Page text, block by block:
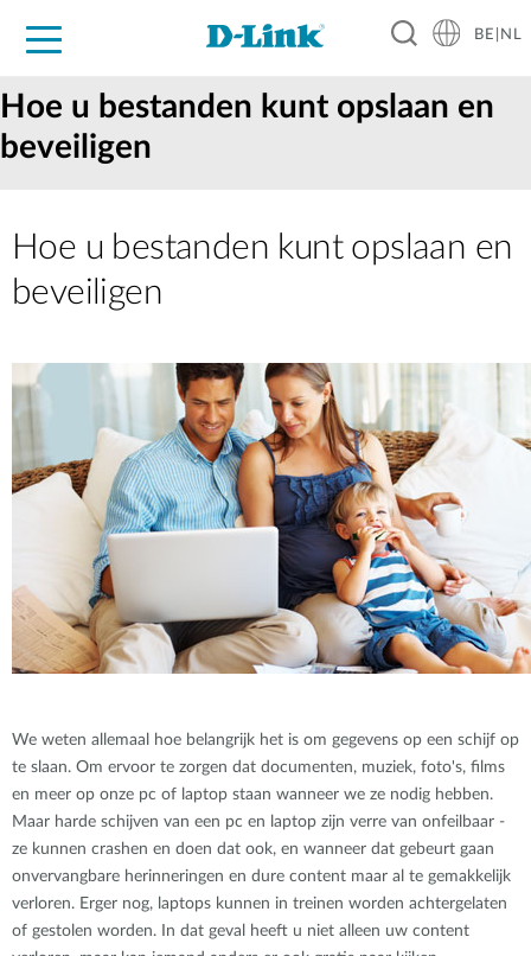
Voor Thuis
Business
Industrial
Support
Resources
Partners
BE|NL
Hoe u bestanden kunt opslaan en
beveiligen
Hoe u bestanden kunt opslaan en
beveiligen
We weten allemaal hoe belangrijk het is om gegevens op een schijf op
te slaan. Om ervoor te zorgen dat documenten, muziek, foto's, films
en meer op onze pc of laptop staan wanneer we ze nodig hebben.
Maar harde schijven van een pc en laptop zijn verre van onfeilbaar -
ze kunnen crashen en doen dat ook, en wanneer dat gebeurt gaan
onvervangbare herinneringen en dure content maar al te gemakkelijk
verloren. Erger nog, laptops kunnen in treinen worden achtergelaten
of gestolen worden. In dat geval heeft u niet alleen uw content